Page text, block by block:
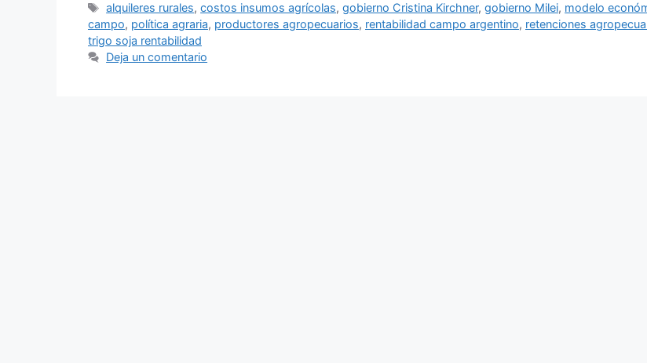
alquileres rurales,costos insumos agrícolas,gobierno Cristina Kirchner,gobierno Milei, modelo
campo, política agraria, productores agropecuarios, rentabilidad campo argentino, retenciones
trigo soja rentabilidad
Deja un comentario